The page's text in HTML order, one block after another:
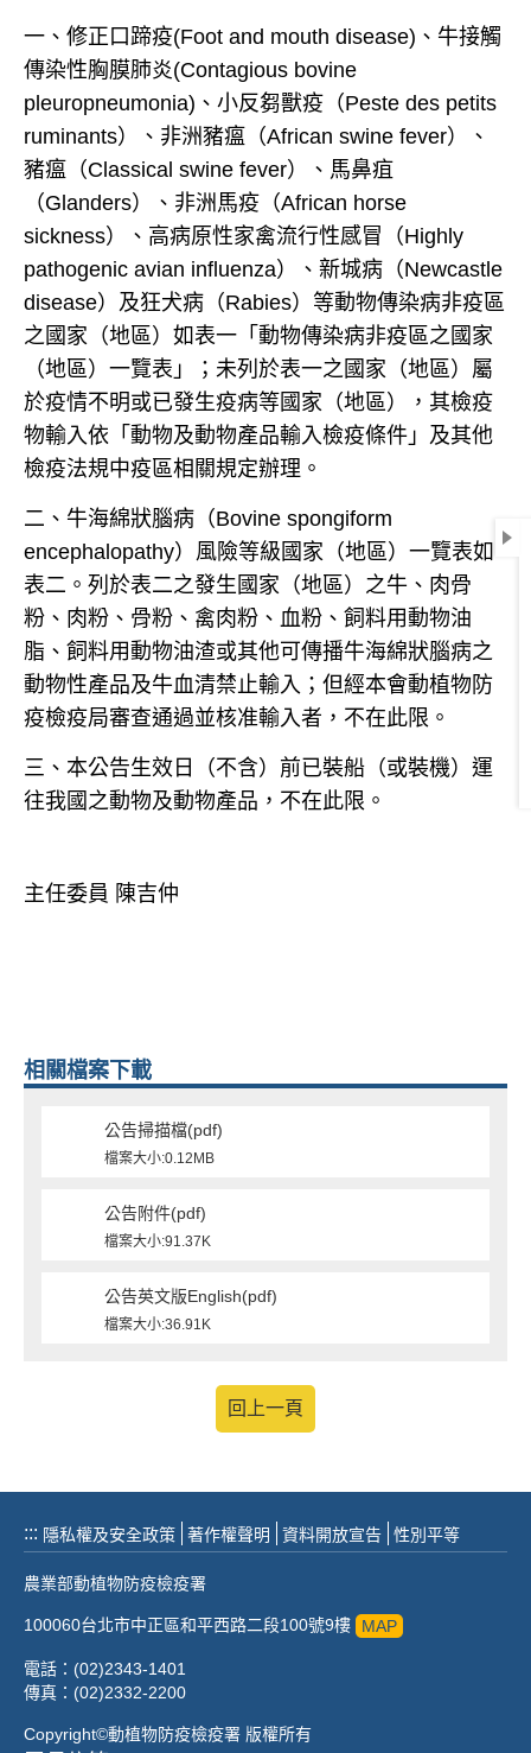
一、修正口蹄疫(Foot and mouth disease)、牛接觸
傳染性胸膜肺炎(Contagious bovine
pleuropneumonia)、小反芻獸疫（Peste des petits
ruminants）、非洲豬瘟（African swine fever）、
豬瘟（Classical swine fever）、馬鼻疽
（Glanders）、非洲馬疫（African horse
sickness）、高病原性家禽流行性感冒（Highly
pathogenic avian influenza）、新城病（Newcastle
disease）及狂犬病（Rabies）等動物傳染病非疫區
之國家（地區）如表一「動物傳染病非疫區之國家
（地區）一覽表」；未列於表一之國家（地區）屬
於疫情不明或已發生疫病等國家（地區）， 其檢疫
物輸入依「動物及動物產品輸入檢疫條件」及其他
檢疫法規中疫區相關規定辦理。
二、牛海綿狀腦病（Bovine spongiform
encephalopathy）風險等級國家（地區）一覽表如
表二。列於表二之發生國家（地區）之牛、肉骨
粉、肉粉、骨粉、禽肉粉、血粉、飼料用動物油
脂、飼料用動物油渣或其他可傳播牛海綿狀腦病之
動物性產品及牛血清禁止輸入；但經本會動植物防
疫檢疫局審查通過並核准輸入者，不在此限。
三、本公告生效日（不含）前已裝船（或裝機）運
往我國之動物及動物產品，不在此限。
主任委員 陳吉仲
相關檔案下載
公告掃描檔(pdf)
檔案大小:0.12MB
公告附件(pdf)
檔案大小:91.37K
公告英文版English(pdf)
檔案大小:36.91K
回上一頁
::: 隱私權及安全政策 著作權聲明 資料開放宣告 性別平等
農業部動植物防疫檢疫署
100060台北市中正區和平西路二段100號9樓 MAP
電話：(02)2343-1401
傳真：(02)2332-2200
Copyright©動植物防疫檢疫署 版權所有